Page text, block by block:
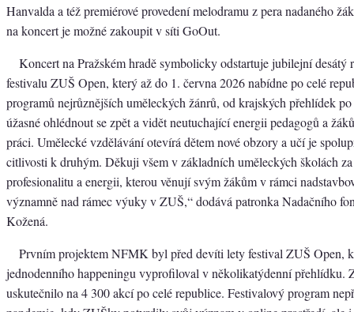
Hanvalda a též premiérové provedení melodramu z pera nadaného
na koncert je možné zakoupit v síti GoOut.
Koncert na Pražském hradě symbolicky odstartuje jubilejní desátý
festivalu ZUŠ Open, který až do 1. června 2026 nabídne po celé
programů nejrůznějších uměleckých žánrů, od krajských přehlídek
úžasné ohlédnout se zpět a vidět neutuchající energii pedagogů a
práci. Umělecké vzdělávání otevírá dětem nové obzory a učí je
citlivosti k druhým. Děkuji všem v základních uměleckých školách
profesionalitu a energii, kterou věnují svým žákům v rámci
významně nad rámec výuky v ZUŠ,“ dodává patronka Nadačního
Kožená.
Prvním projektem NFMK byl před devíti lety festival ZUŠ Open,
jednodenního happeningu vyprofiloval v několikatýdenní přehlídku.
uskutečnilo na 4 300 akcí po celé republice. Festivalový program